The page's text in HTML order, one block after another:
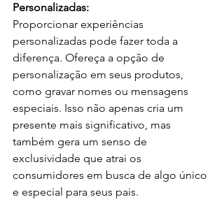
Personalizadas:
Proporcionar experiências
personalizadas pode fazer toda a
diferença. Ofereça a opção de
personalização em seus produtos,
como gravar nomes ou mensagens
especiais. Isso não apenas cria um
presente mais significativo, mas
também gera um senso de
exclusividade que atrai os
consumidores em busca de algo único
e especial para seus pais.